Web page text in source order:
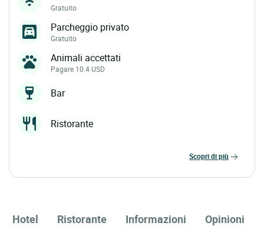
Gratuito
Parcheggio privato
Gratuito
Animali accettati
Pagare 10.4 USD
Bar
Ristorante
scopri di più
Hotel Ristorante Informazioni Opinioni